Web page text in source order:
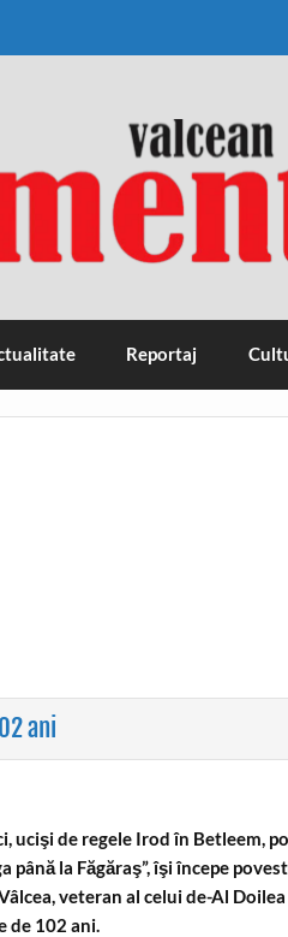
Reportaj
ani
ucişi de regele Irod în Betleem,
până la Făgăraş”, îşi începe
veteran al celui de-Al
de 102 ani.